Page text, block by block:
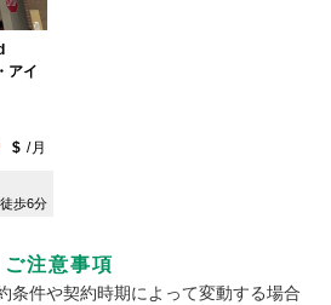
アイ
$ /月
徒歩6分
ご注意事項
条件や契約時期によって変動する場合